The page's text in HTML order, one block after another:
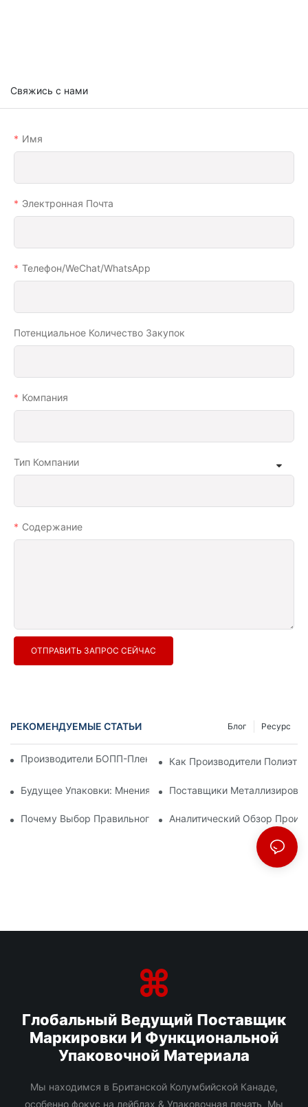
Свяжись с нами
Имя
Электронная Почта
Телефон/WeChat/WhatsApp
Потенциальное Количество Закупок
Компания
Тип Компании
Содержание
ОТПРАВИТЬ ЗАПРОС СЕЙЧАС
РЕКОМЕНДУЕМЫЕ СТАТЬИ Ресурс
Блог
Производители БОПП-Пленки: Основа Гибкой Упаковки
Как Производители
Будущее Упаковки: Мнения Ведущих Производителей
Поставщики
Почему Выбор Правильного Поставщика БОПП-Пленки
Аналитический Обзор
Глобальный Ведущий Поставщик
Маркировки И Функциональной
Упаковочной Материала
Мы находимся в Британской Колумбийской Канаде,
особенно фокус на лейблах & Упаковочная печать Мы